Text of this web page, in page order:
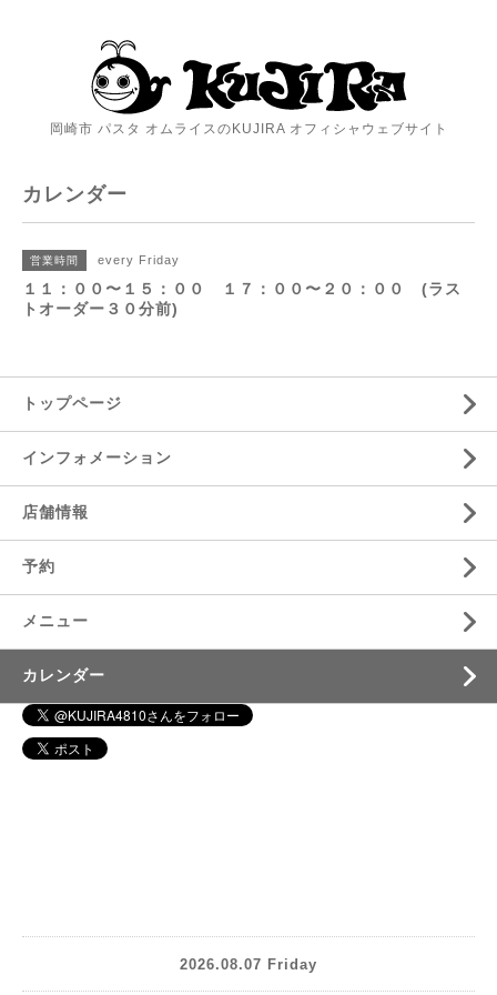
岡崎市 パスタ オムライスのKUJIRA オフィシャウェブサイト
カレンダー
営業時間 every Friday
１１：００〜１５：００ １７：００〜２０：００ (ラス
トオーダー３０分前)
トップページ
インフォメーション
店舗情報
予約
メニュー
カレンダー
2026.08.07 Friday